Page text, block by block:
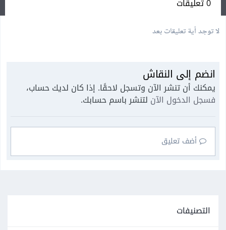
0 تعليقات
لا توجد أية تعليقات بعد
انضم إلى النقاش
يمكنك أن تنشر الآن وتسجل لاحقًا. إذا كان لديك حساب،
فسجل الدخول الآن لتنشر باسم حسابك.
أضف تعليق
التصنيفات